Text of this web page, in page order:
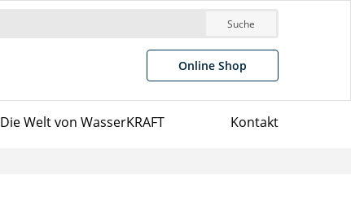
Suche
Online Shop
Die Welt von WasserKRAFT Kontakt